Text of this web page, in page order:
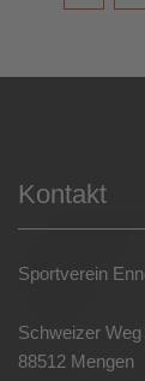
Kontakt
Sportverein
Schweizer Weg
88512 Mengen